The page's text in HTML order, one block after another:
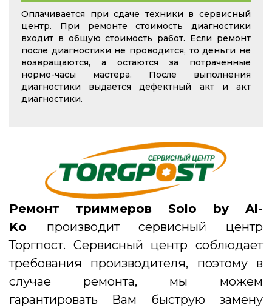
Ремонт триммеров Solo by Al-
Ko производит сервисный центр
Торгпост. Сервисный центр соблюдает
требования производителя, поэтому в
случае ремонта, мы можем
гарантировать Вам быструю замену
Оплачивается при сдаче техники в сервисный
центр. При ремонте стоимость диагностики
входит в общую стоимость работ. Если ремонт
после диагностики не проводится, то деньги не
возвращаются, а остаются за потраченные
нормо-часы мастера. После выполнения
диагностики выдается дефектный акт и акт
диагностики.